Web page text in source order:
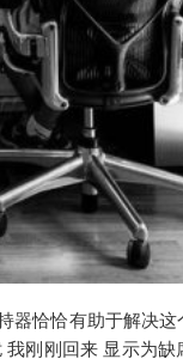
器恰恰有助于解决
刚刚回来 显示为